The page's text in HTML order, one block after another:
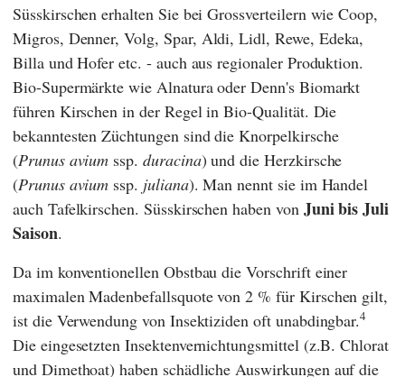
Süsskirschen erhalten Sie bei Grossverteilern wieCoop,
Migros, Denner,Volg, Spar, Aldi,Lidl, Rewe, Edeka,
Billa undHofer etc. - auch aus regionaler Produktion.
Bio-Supermärkte wie AlnaturaoderDenn's Biomarkt
führen Kirschen in der Regel in Bio-Qualität. Die
bekanntesten Züchtungen sind die Knorpelkirsche
(Prunus avium ssp. duracina) und die Herzkirsche
(Prunus avium ssp. juliana). Man nennt sie im Handel
auch Tafelkirschen. Süsskirschen haben vonJuni bis Juli
Saison.
Da im konventionellen Obstbau die Vorschrift einer
maximalen Madenbefallsquote von 2 % für Kirschen gilt,
ist die Verwendung von Insektiziden oft unabdingbar.4
Die eingesetzten Insektenvernichtungsmittel (z.B. Chlorat
und Dimethoat) haben schädliche Auswirkungen auf die